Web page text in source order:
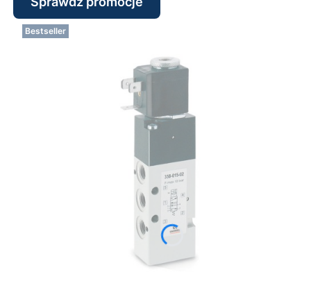
Bestseller